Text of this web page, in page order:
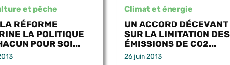
et pêche
RÉFORME
LA POLITIQUE
POUR SOI...
Climat et énergie
UN ACCORD DÉCEVANT
SUR LA LIMITATION DES
ÉMISSIONS DE CO2...
26 juin 2013